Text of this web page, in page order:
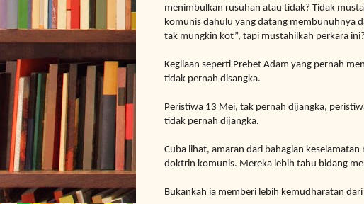
menimbulkan rusuhan atau tidak? Tidak
komunis dahulu yang datang membunuhnya
tak mungkin kot”, tapi mustahilkah perkara ini?
Kegilaan seperti Prebet Adam yang pernah
tidak pernah disangka.
Peristiwa 13 Mei, tak pernah dijangka,
tidak pernah dijangka.
Cuba lihat, amaran dari bahagian
doktrin komunis. Mereka lebih tahu bidang
Bukankah ia memberi lebih kemudharatan